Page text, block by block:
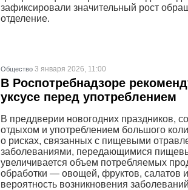
зафиксировали значительный рост
отделение.
Общество 3 января 2026, 11:00
В Роспотребнадзоре
уксусе перед употреблением
В преддверии новогодних праздников,
отдыхом и употреблением большого
о рисках, связанных с пищевыми
заболеваниями, передающимися
увеличивается объем потребляемых
обработки — овощей, фруктов, салатов
вероятность возникновения